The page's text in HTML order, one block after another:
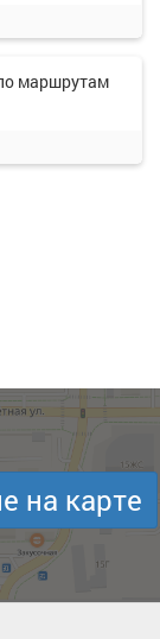
маршрутам
на карте